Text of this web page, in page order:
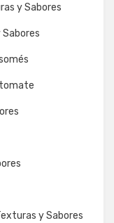
y Sabores
y Sabores